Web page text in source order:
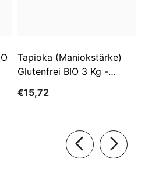
Tapioka (Maniokstärke)
Glutenfrei BIO 3 Kg -
€15,72